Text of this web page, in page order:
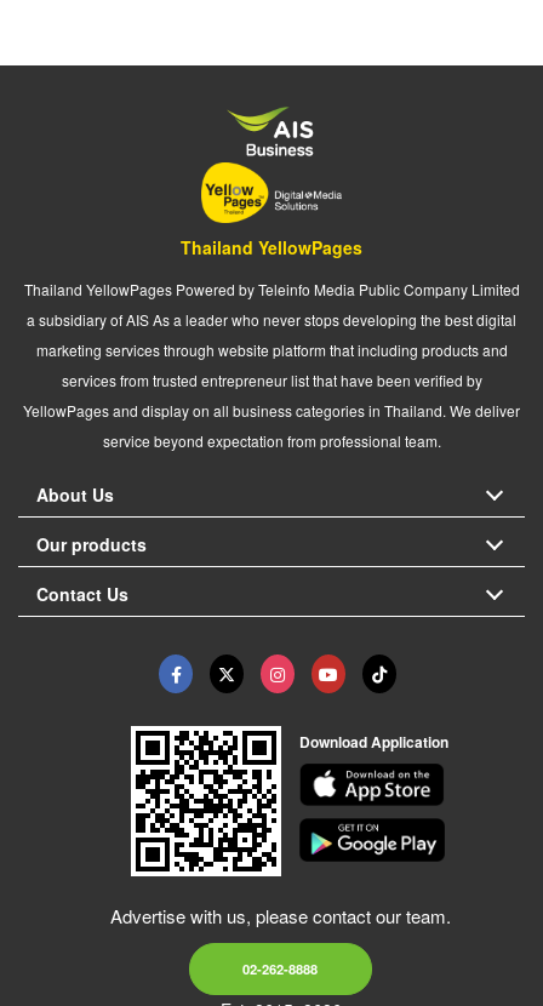
Thailand YellowPages
Thailand YellowPages Powered by Teleinfo Media Public Company Limited
a subsidiary of AIS As a leader who never stops developing the best digital
marketing services through website platform that including products and
services from trusted entrepreneur list that have been verified by
YellowPages and display on all business categories in Thailand. We deliver
service beyond expectation from professional team.
About Us
Our products
Contact Us
Download Application
Advertise with us, please contact our team.
02-262-8888